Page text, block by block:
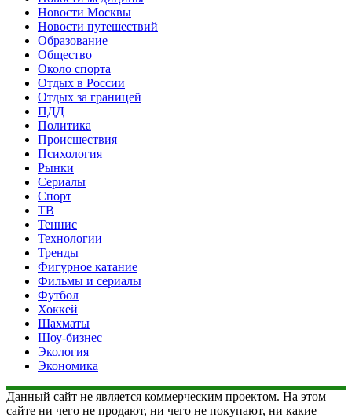
Новости Москвы
Новости путешествий
Образование
Общество
Около спорта
Отдых в России
Отдых за границей
ПДД
Политика
Происшествия
Психология
Рынки
Сериалы
Спорт
ТВ
Теннис
Технологии
Тренды
Фигурное катание
Фильмы и сериалы
Футбол
Хоккей
Шахматы
Шоу-бизнес
Экология
Экономика
Данный сайт не является коммерческим проектом. На этом
сайте ни чего не продают, ни чего не покупают, ни какие